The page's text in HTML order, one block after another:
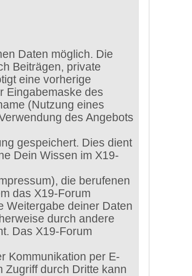
Daten möglich. Die
Beiträgen, private
eine vorherige
Eingabemaske des
(Nutzung eines
des Angebots
gespeichert. Dies dient
Dein Wissen im X19-
die berufenen
das X19-Forum
Weitergabe deiner Daten
durch andere
Das X19-Forum
Kommunikation per E-
Zugriff durch Dritte kann